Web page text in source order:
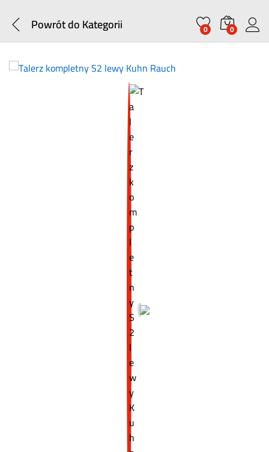
Powrót doKategorii 0 0